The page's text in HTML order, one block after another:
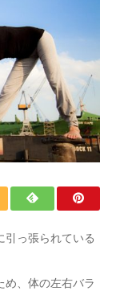
引っ張られている
め、体の左右バラ